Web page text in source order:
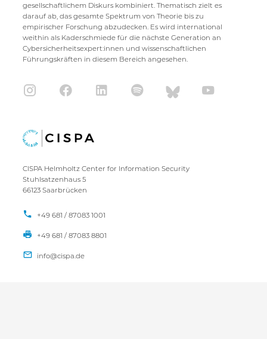
gesellschaftlichem Diskurs kombiniert. Thematisch zielt es
darauf ab, das gesamte Spektrum von Theorie bis zu
empirischer Forschung abzudecken. Es wird international
weithin als Kaderschmiede für die nächste Generation an
Cybersicherheitsexpert:innen und wissenschaftlichen
Führungskräften in diesem Bereich angesehen.
CISPA Helmholtz Center for Information Security
Stuhlsatzenhaus 5
66123 Saarbrücken
+49 681 / 87083 1001
+49 681 / 87083 8801